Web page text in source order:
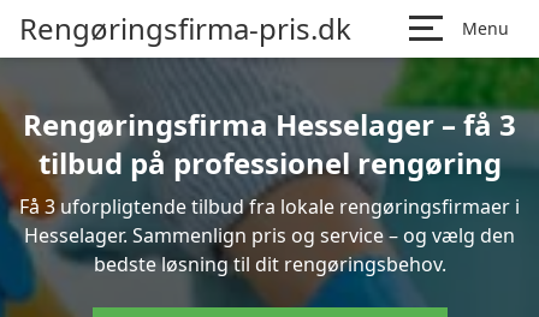
Rengøringsfirma-pris.dk Menu
Rengøringsfirma Hesselager – få 3
tilbud på professionel rengøring
Få 3 uforpligtende tilbud fra lokale rengøringsfirmaer i
Hesselager. Sammenlign pris og service – og vælg den
bedste løsning til dit rengøringsbehov.